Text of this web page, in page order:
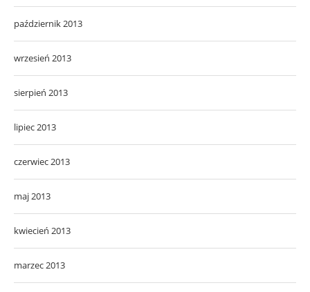
październik 2013
wrzesień 2013
sierpień 2013
lipiec 2013
czerwiec 2013
maj 2013
kwiecień 2013
marzec 2013